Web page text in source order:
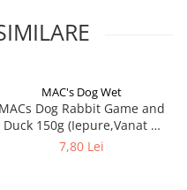
MAC's Dog Wet
MACs Dog Rabbit Game and
Duck 150g (Iepure,Vanat si
Rata)
7,80 Lei